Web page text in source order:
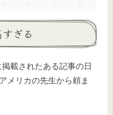
ぎる
載されたある記事の日
メリカの先生から頼ま